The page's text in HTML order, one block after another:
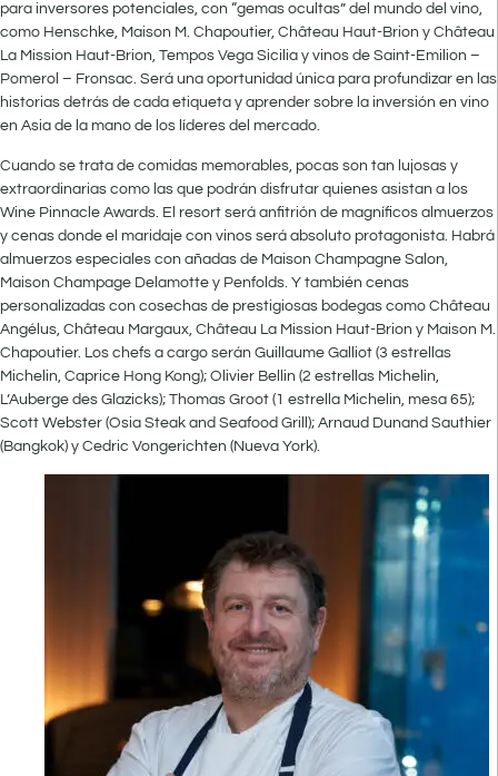
para inversores potenciales, con “gemas ocultas” del mundo del vino,
como Henschke, Maison M. Chapoutier, Château Haut-Brion y Château
La Mission Haut-Brion, Tempos Vega Sicilia y vinos de Saint-Emilion –
Pomerol – Fronsac. Será una oportunidad única para profundizar en las
historias detrás de cada etiqueta y aprender sobre la inversión en vino
en Asia de la mano de los líderes del mercado.
Cuando se trata de comidas memorables, pocas son tan lujosas y
extraordinarias como las que podrán disfrutar quienes asistan a los
Wine Pinnacle Awards. El resort será anfitrión de magníficos almuerzos
y cenas donde el maridaje con vinos será absoluto protagonista. Habrá
almuerzos especiales con añadas de Maison Champagne Salon,
Maison Champage Delamotte y Penfolds. Y también cenas
personalizadas con cosechas de prestigiosas bodegas como Château
Angélus, Château Margaux, Château La Mission Haut-Brion y Maison M.
Chapoutier. Los chefs a cargo serán Guillaume Galliot (3 estrellas
Michelin, Caprice Hong Kong); Olivier Bellin (2 estrellas Michelin,
L’Auberge des Glazicks); Thomas Groot (1 estrella Michelin, mesa 65);
Scott Webster (Osia Steak and Seafood Grill); Arnaud Dunand Sauthier
(Bangkok) y Cedric Vongerichten (Nueva York).